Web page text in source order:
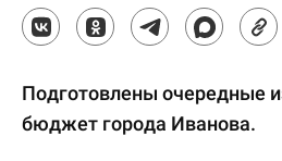
Подготовлены очередные
бюджет города Иванова.